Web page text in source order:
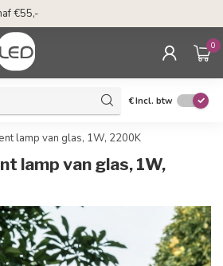
€55,-
0
€Incl. btw
lamp van glas, 1W, 2200K
lamp van glas, 1W,